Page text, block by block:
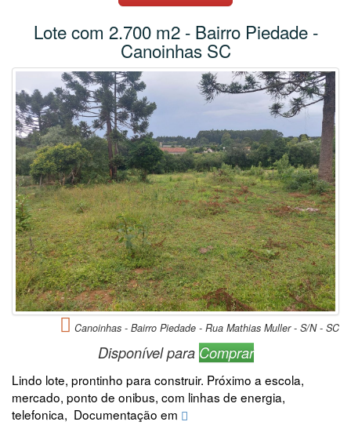
Lote com 2.700 m2 - Bairro Piedade -
Canoinhas SC
Canoinhas - Bairro Piedade - Rua Mathias Muller - S/N - SC
Disponível para Comprar
Lindo lote, prontinho para construir. Próximo a escola,
mercado, ponto de onibus, com linhas de energia,
telefonica, Documentação em